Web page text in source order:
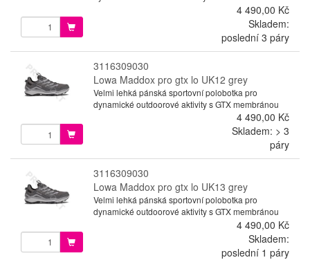
4 490,00 Kč
Skladem:
poslední 3 páry
3116309030
Lowa Maddox pro gtx lo UK12 grey
Velmi lehká pánská sportovní polobotka pro
dynamické outdoorové aktivity s GTX membránou
4 490,00 Kč
Skladem: > 3
páry
3116309030
Lowa Maddox pro gtx lo UK13 grey
Velmi lehká pánská sportovní polobotka pro
dynamické outdoorové aktivity s GTX membránou
4 490,00 Kč
Skladem:
poslední 1 páry